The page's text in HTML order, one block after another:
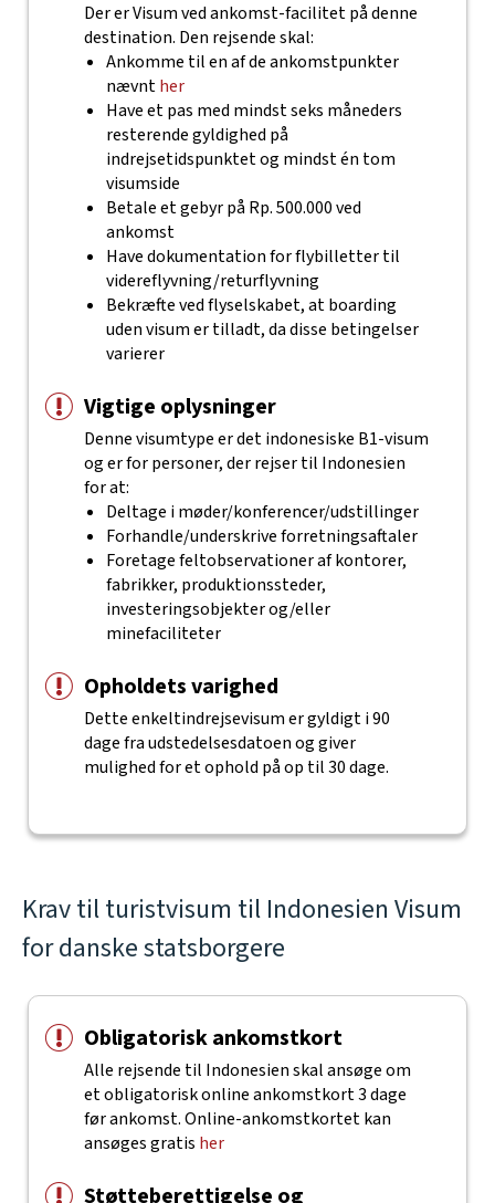
Der er Visum ved ankomst-facilitet på denne
destination. Den rejsende skal:
Ankomme til en af de ankomstpunkter
nævnther
Have et pas med mindst seks måneders
resterende gyldighed på
indrejsetidspunktet og mindst én tom
visumside
Betale et gebyr på Rp. 500.000 ved
ankomst
Have dokumentation for flybilletter til
videreflyvning/returflyvning
Bekræfte ved flyselskabet, at boarding
uden visum er tilladt, da disse betingelser
varierer
Vigtige oplysninger
Denne visumtype er det indonesiske B1-visum
og er for personer, der rejser til Indonesien
for at:
Deltage i møder/konferencer/udstillinger
Forhandle/underskrive forretningsaftaler
Foretage feltobservationer af kontorer,
fabrikker, produktionssteder,
investeringsobjekter og/eller
minefaciliteter
Opholdets varighed
Dette enkeltindrejsevisum er gyldigt i 90
dage fra udstedelsesdatoen og giver
mulighed for et ophold på op til 30 dage.
Krav til turistvisum til Indonesien Visum
for danske statsborgere
Obligatorisk ankomstkort
Alle rejsende til Indonesien skal ansøge om
et obligatorisk online ankomstkort 3 dage
før ankomst. Online-ankomstkortet kan
ansøges gratis her
Støtteberettigelse og